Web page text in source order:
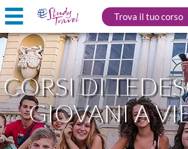
Trova il tuo corso
CORSI DI
GIOVANI A